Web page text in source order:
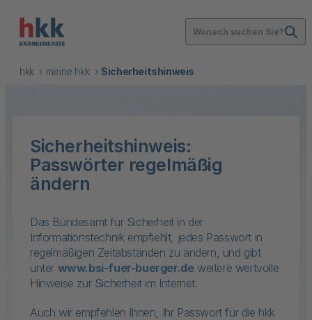
Wonach suchen Sie?
hkk meine hkk Sicherheitshinweis
Sicherheitshinweis:
Passwörter regelmäßig
ändern
Das Bundesamt für Sicherheit in der
Informationstechnik empfiehlt, jedes Passwort in
regelmäßigen Zeitabständen zu ändern, und gibt
unter www.bsi-fuer-buerger.deweitere wertvolle
Hinweise zur Sicherheit im Internet.
Auch wir empfehlen Ihnen, Ihr Passwort für die hkk